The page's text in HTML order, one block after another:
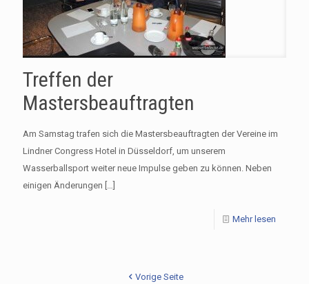
Treffen der
Mastersbeauftragten
Am Samstag trafen sich die Mastersbeauftragten der Vereine im
Lindner Congress Hotel in Düsseldorf, um unserem
Wasserballsport weiter neue Impulse geben zu können. Neben
einigen Änderungen […]
Mehr lesen
Vorige Seite